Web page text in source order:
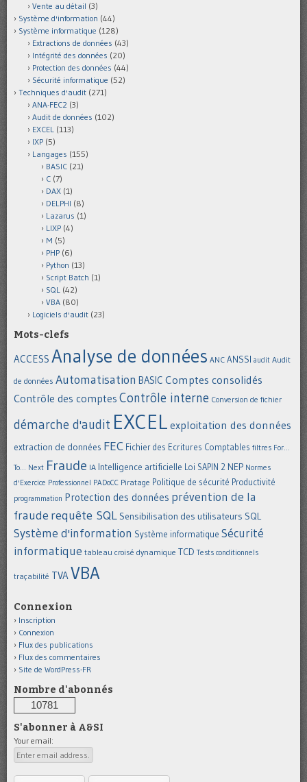
Vente au détail (3)
Système d'information (44)
Système informatique (128)
Extractions de données (43)
Intégrité des données (20)
Protection des données (44)
Sécurité informatique (52)
Techniques d'audit (271)
ANA-FEC2 (3)
Audit de données (102)
EXCEL (113)
IXP (5)
Langages (155)
BASIC (21)
C (7)
DAX (1)
DELPHI (8)
Lazarus (1)
LIXP (4)
M (5)
PHP (6)
Python (13)
Script Batch (1)
SQL (42)
VBA (80)
Logiciels d'audit (23)
Mots-clefs
ACCESS Analyse de données ANC ANSSI audit Audit
de données Automatisation BASIC Comptes consolidés
Contrôle des comptes Contrôle interne Conversion de fichier
démarche d'audit EXCEL exploitation des données
extraction de données FEC Fichier des Ecritures Comptables filtres For...
To... Next Fraude IA Intelligence artificielle Loi SAPIN 2 NEP Normes
d'Exercice Professionnel PADoCC Piratage Politique de sécurité Productivité
programmation Protection des données prévention de la
fraude requête SQL Sensibilisation des utilisateurs SQL
Système d'information Système informatique Sécurité
informatique tableau croisé dynamique TCD Tests conditionnels
traçabilité TVAVBA
Connexion
Inscription
Connexion
Flux des publications
Flux des commentaires
Site de WordPress-FR
Nombre d'abonnés
10781
S'abonner à A&SI
Your email: